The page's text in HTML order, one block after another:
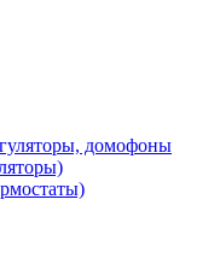
домофоны